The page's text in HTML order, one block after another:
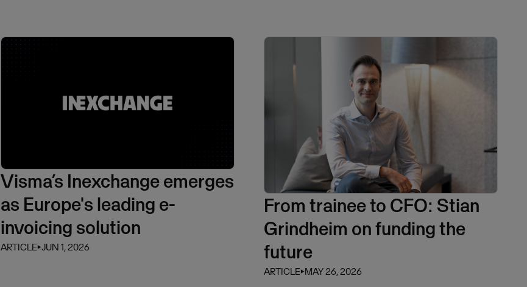
Visma’s Inexchange emerges
as Europe's leading e-
invoicing solution
ARTICLE⏵JUN 1, 2026
From trainee to CFO: Stian
Grindheim on funding the
future
ARTICLE⏵MAY 26, 2026